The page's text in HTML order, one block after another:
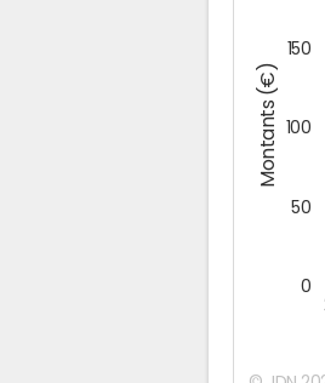
Montants (€)
0
50
100
150